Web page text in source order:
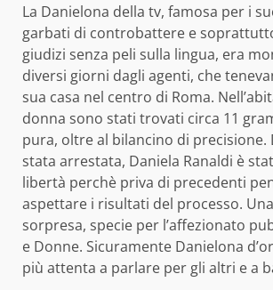
La Danielona della tv, famosa per i
garbati di controbattere e
giudizi senza peli sulla lingua, era
diversi giorni dagli agenti, che
sua casa nel centro di Roma.
donna sono stati trovati circa 11
pura, oltre al bilancino di precisione.
stata arrestata, Daniela Ranaldi è
libertà perchè priva di precedenti
aspettare i risultati del processo.
sorpresa, specie per l’affezionato
e Donne. Sicuramente Danielona
più attenta a parlare per gli altri e a